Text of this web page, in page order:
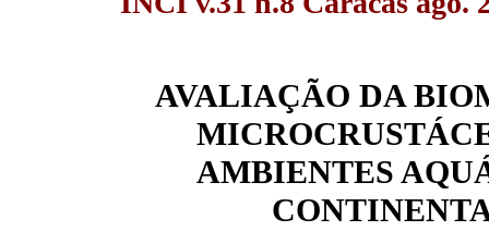
AVALIAÇÃO DA
AMBIENTES